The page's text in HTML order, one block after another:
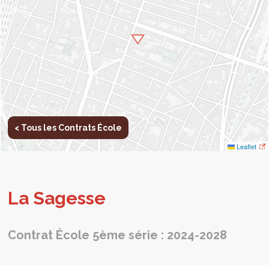
Leaflet
< Tous les Contrats École
La Sagesse
Contrat École 5ème série : 2024-2028